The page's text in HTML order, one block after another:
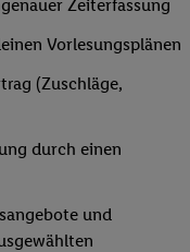
Zeiterfassung
Vorlesungsplänen
(Zuschläge,
durch einen
und